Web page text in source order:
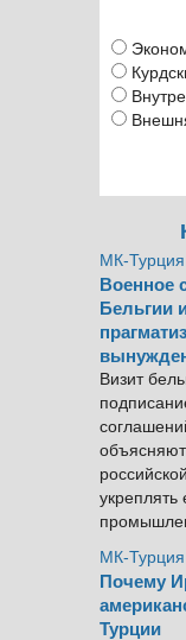
МК-Турция
Военное
Бельгии
Визит
МК-Турция
Почему
Турции